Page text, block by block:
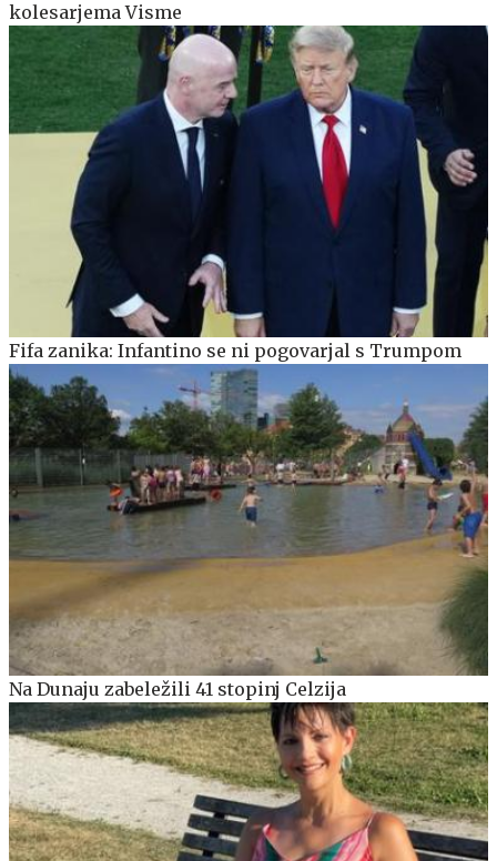
kolesarjema Visme
Fifa zanika: Infantino se ni pogovarjal s Trumpom
Na Dunaju zabeležili 41 stopinj Celzija